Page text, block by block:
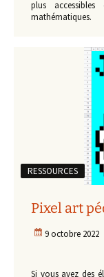
plus
mathématiques.
RESSOURCES
Pixel art
9 octobre 2022
Si vous avez des